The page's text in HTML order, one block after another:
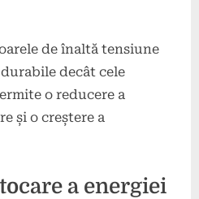
de înaltă tensiune
decât cele
o reducere a
și o creștere a
a energiei